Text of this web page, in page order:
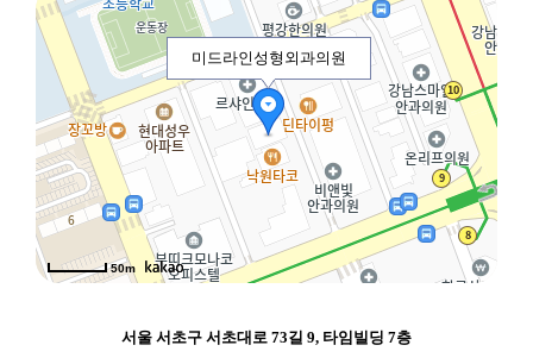
미드라인성형외과의원
50m
서울 서초구 서초대로 73길 9, 타임빌딩 7층